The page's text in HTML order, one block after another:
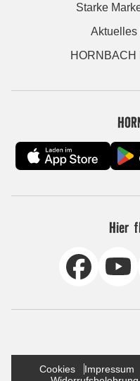
Starke
Aktuelles
HORNBACH
Hier
Cookies Impressum